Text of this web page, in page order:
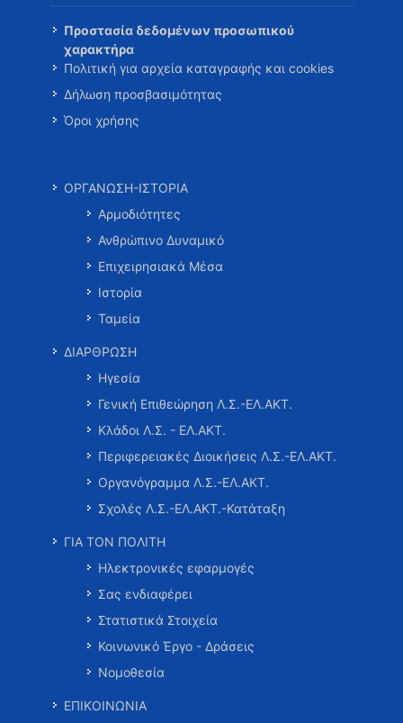
Προστασία δεδομένων προσωπικού
χαρακτήρα
Πολιτική για αρχεία καταγραφής και cookies
Δήλωση προσβασιμότητας
Όροι χρήσης
ΟΡΓΑΝΩΣΗ-ΙΣΤΟΡΙΑ
Αρμοδιότητες
Ανθρώπινο Δυναμικό
Επιχειρησιακά Μέσα
Ιστορία
Ταμεία
ΔΙΑΡΘΡΩΣΗ
Ηγεσία
Γενική Επιθεώρηση Λ.Σ.-ΕΛ.ΑΚΤ.
Κλάδοι Λ.Σ. - ΕΛ.ΑΚΤ.
Περιφερειακές Διοικήσεις Λ.Σ.-ΕΛ.ΑΚΤ.
Οργανόγραμμα Λ.Σ.-ΕΛ.ΑΚΤ.
Σχολές Λ.Σ.-ΕΛ.ΑΚΤ.-Κατάταξη
ΓΙΑ ΤΟΝ ΠΟΛΙΤΗ
Ηλεκτρονικές εφαρμογές
Σας ενδιαφέρει
Στατιστικά Στοιχεία
Κοινωνικό Έργο - Δράσεις
Νομοθεσία
ΕΠΙΚΟΙΝΩΝΙΑ